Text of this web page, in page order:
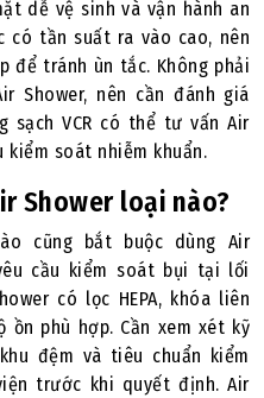
dễ vệ sinh và vận hành an
có tần suất ra vào cao, nên
để tránh ùn tắc. Không phải
Shower, nên cần đánh giá
sạch VCR có thể tư vấn Air
kiểm soát nhiễm khuẩn.
Shower loại nào?
cũng bắt buộc dùng Air
cầu kiểm soát bụi tại lối
có lọc HEPA, khóa liên
ồn phù hợp. Cần xem xét kỹ
đệm và tiêu chuẩn kiểm
trước khi quyết định. Air